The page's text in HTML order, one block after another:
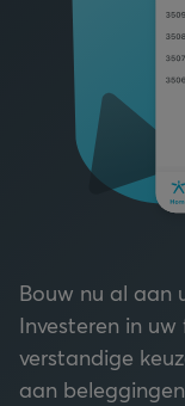
Bouw nu al aan
Investeren in
verstandige
aan